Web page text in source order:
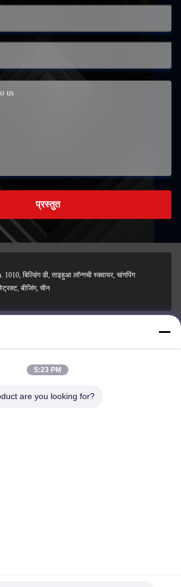
प्रस्तुत
1010, बिल्डिंग डी, ताइहुआ लॉन्गची स्क्वायर, चांगपिंग
बीजिंग, चीन
5:23 PM
are you looking for?